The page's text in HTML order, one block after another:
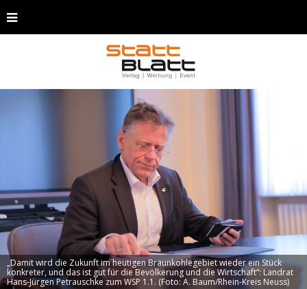
„Damit wird die Zukunft im heutigen Braunkohlegebiet wieder ein Stück
konkreter, und das ist gut für die Bevölkerung und die Wirtschaft“: Landrat
Hans-Jürgen Petrauschke zum WSP 1.1. (Foto: A. Baum/Rhein-Kreis Neuss)